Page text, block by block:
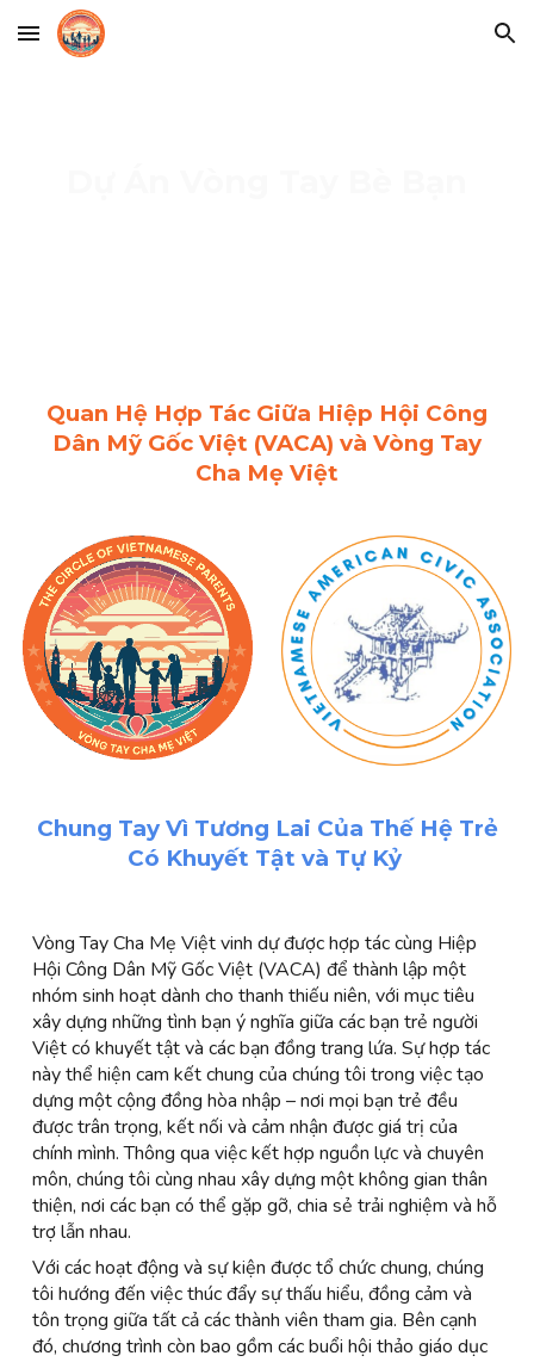
Skip to main content Skip to navigation
Quan Hệ Hợp Tác Giữa Hiệp Hội Công
Dân Mỹ Gốc Việt (VACA) và Vòng Tay
Cha Mẹ Việt
Chung Tay Vì Tương Lai Của Thế Hệ Trẻ
Có Khuyết Tật và Tự Kỷ
Vòng Tay Cha Mẹ Việt vinh dự được hợp tác cùng Hiệp
Hội Công Dân Mỹ Gốc Việt (VACA) để thành lập một
nhóm sinh hoạt dành cho thanh thiếu niên, với mục tiêu
xây dựng những tình bạn ý nghĩa giữa các bạn trẻ người
Việt có khuyết tật và các bạn đồng trang lứa. Sự hợp tác
này thể hiện cam kết chung của chúng tôi trong việc tạo
dựng một cộng đồng hòa nhập – nơi mọi bạn trẻ đều
được trân trọng, kết nối và cảm nhận được giá trị của
chính mình. Thông qua việc kết hợp nguồn lực và chuyên
môn, chúng tôi cùng nhau xây dựng một không gian thân
thiện, nơi các bạn có thể gặp gỡ, chia sẻ trải nghiệm và hỗ
trợ lẫn nhau.
Với các hoạt động và sự kiện được tổ chức chung, chúng
tôi hướng đến việc thúc đẩy sự thấu hiểu, đồng cảm và
tôn trọng giữa tất cả các thành viên tham gia. Bên cạnh
đó, chương trình còn bao gồm các buổi hội thảo giáo dục